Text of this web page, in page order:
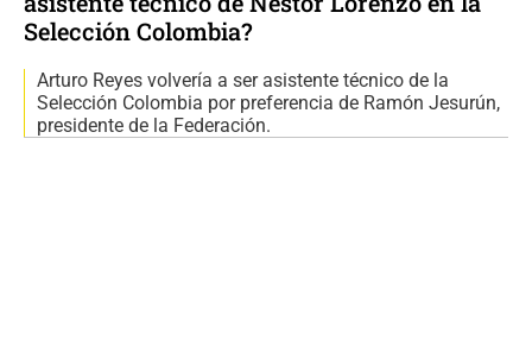
Selección Colombia?
Arturo Reyes volvería a ser asistente técnico de la
Selección Colombia por preferencia de Ramón Jesurún,
presidente de la Federación.